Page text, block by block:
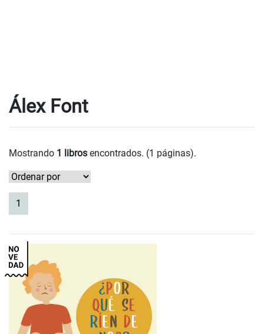
Álex Font
Mostrando 1 libros encontrados. (1 páginas).
1